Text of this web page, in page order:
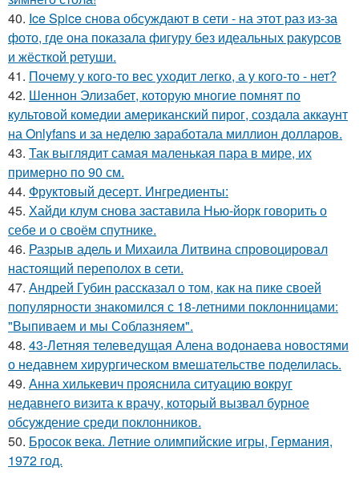
40. Ice Spice снова обсуждают в сети - на этот раз из-за
фото, где она показала фигуру без идеальных ракурсов
и жёсткой ретуши.
41. Почему у кого-то вес уходит легко, а у кого-то - нет?
42. Шеннон Элизабет, которую многие помнят по
культовой комедии американский пирог, создала аккаунт
на Onlyfans и за неделю заработала миллион долларов.
43. Так выглядит самая маленькая пара в мире, их
примерно по 90 см.
44. Фруктовый десерт. Ингредиенты:
45. Хайди клум снова заставила Нью-йорк говорить о
себе и о своём спутнике.
46. Разрыв адель и Михаила Литвина спровоцировал
настоящий переполох в сети.
47. Андрей Губин рассказал о том, как на пике своей
популярности знакомился с 18-летними поклонницами:
"Выпиваем и мы Соблазняем".
48. 43-Летняя телеведущая Алена водонаева новостями
о недавнем хирургическом вмешательстве поделилась.
49. Анна хилькевич прояснила ситуацию вокруг
недавнего визита к врачу, который вызвал бурное
обсуждение среди поклонников.
50. Бросок века. Летние олимпийские игры, Германия,
1972 год.